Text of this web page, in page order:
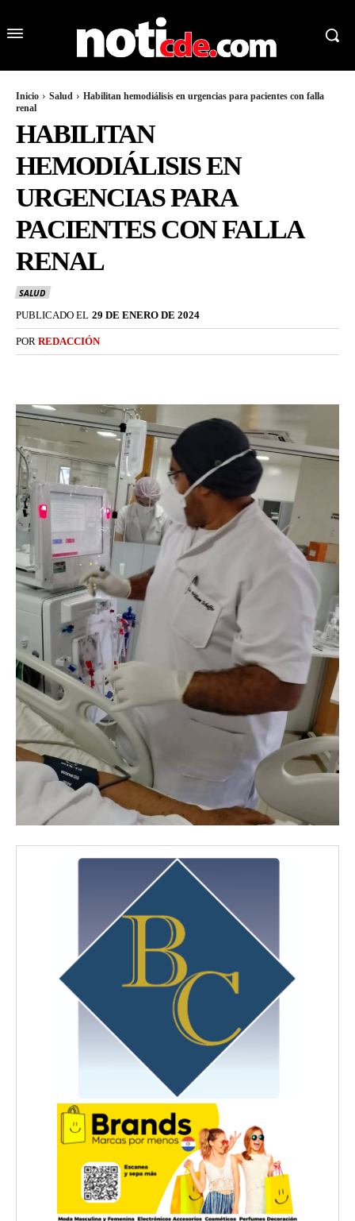
Inicio Salud
Habilitan hemodiálisis en urgencias para pacientes con falla
renal
HABILITAN
HEMODIÁLISIS EN
URGENCIAS PARA
PACIENTES CON FALLA
RENAL
SALUD
PUBLICADO EL 29 DE ENERO DE 2024
POR REDACCIÓN